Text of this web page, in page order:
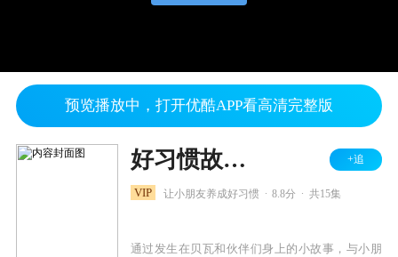
预览播放中，打开优酷APP看高清完整版
好习惯故事 贝瓦成长乐园 +追
VIP 让小朋友养成好习惯 8.8分 共15集
通过发生在贝瓦和伙伴们身上的小故事，与小朋